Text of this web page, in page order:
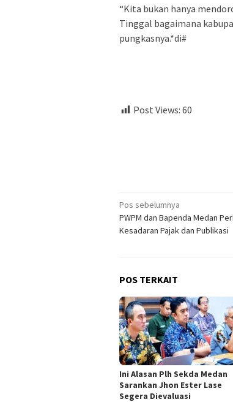
“Kita bukan hanya
Tinggal bagaimana
pungkasnya.*di#
Post Views: 60
Navigasi
pos
Pos sebelumnya
PWPM dan Bapenda Medan
Kesadaran Pajak dan Publikasi
POS TERKAIT
Ini Alasan Plh Sekda Medan
Sarankan Jhon Ester Lase
Segera Dievaluasi